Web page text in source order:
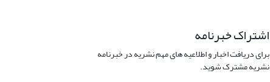
اشتراک خبرنامه
برای دریافت اخبار و اطلاعیه های مهم نشریه در خبرنامه
نشریه مشترک شوید.